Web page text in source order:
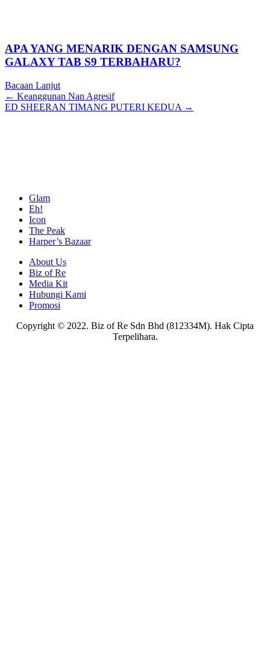
APA YANG MENARIK DENGAN SAMSUNG
GALAXY TAB S9 TERBAHARU?
Bacaan Lanjut
Posts
navigation
← Keanggunan Nan Agresif
ED SHEERAN TIMANG PUTERI KEDUA →
Glam
Eh!
Icon
The Peak
Harper’s Bazaar
About Us
Biz of Re
Media Kit
Hubungi Kami
Promosi
Copyright © 2022. Biz of Re Sdn Bhd (812334M). Hak Cipta
Terpelihara.